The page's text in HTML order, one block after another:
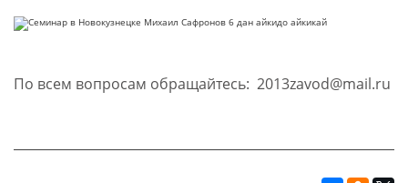
По всем вопросам обращайтесь: 2013zavod@mail.ru